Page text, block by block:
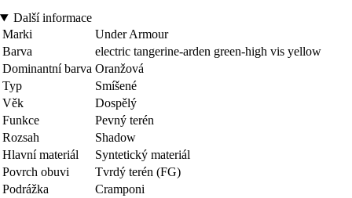
Další informace
Marki
Under Armour
Barva
electric tangerine-arden green-high vis yellow
Dominantní barva Oranžová
Typ
Smíšené
Věk
Dospělý
Funkce
Pevný terén
Rozsah
Shadow
Hlavní materiál
Syntetický materiál
Povrch obuvi
Tvrdý terén (FG)
Podrážka
Cramponi